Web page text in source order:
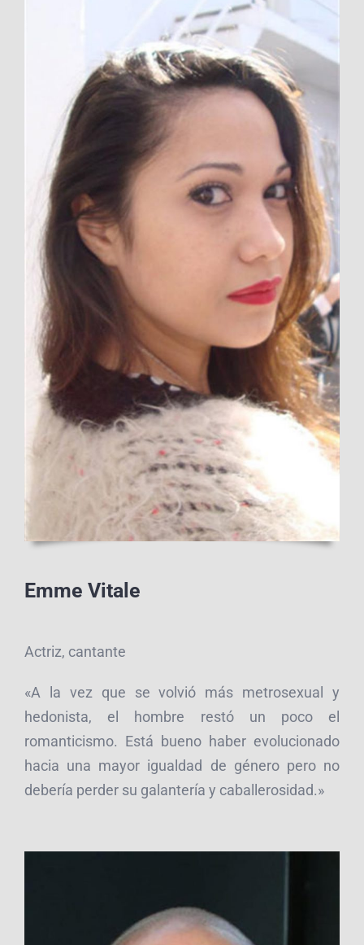
Emme Vitale
Actriz, cantante
«A la vez que se volvió más metrosexual y
hedonista, el hombre restó un poco el
romanticismo. Está bueno haber evolucionado
hacia una mayor igualdad de género pero no
debería perder su galantería y caballerosidad.»